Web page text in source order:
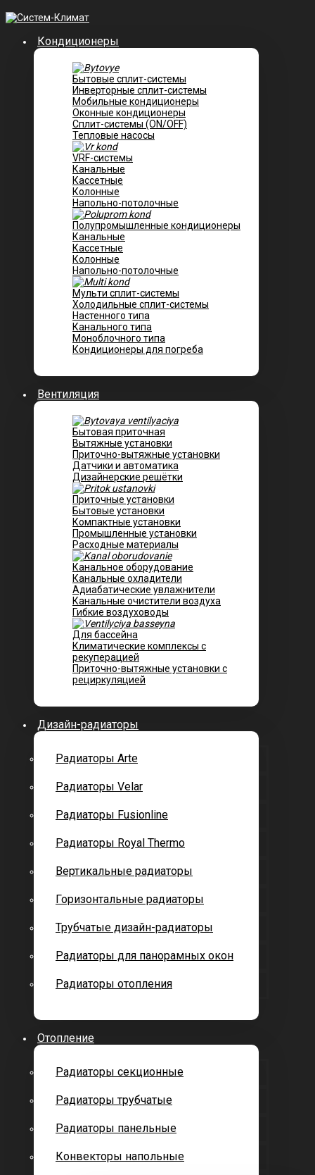
Кондиционеры
Бытовые сплит-системы
Инверторные сплит-системы
Мобильные кондиционеры
Оконные кондиционеры
Сплит-системы (ON/OFF)
Тепловые насосы
VRF-системы
Канальные
Касcетные
Колонные
Напольно-потолочные
Полупромышленные кондиционеры
Канальные
Кассетные
Колонные
Напольно-потолочные
Мульти сплит-системы
Холодильные сплит-системы
Настенного типа
Канального типа
Моноблочного типа
Кондиционеры для погреба
Вентиляция
Бытовая приточная
Вытяжные установки
Приточно-вытяжные установки
Датчики и автоматика
Дизайнерские решётки
Приточные установки
Бытовые установки
Компактные установки
Промышленные установки
Расходные материалы
Канальное оборудование
Канальные охладители
Адиабатические увлажнители
Канальные очистители воздуха
Гибкие воздуховоды
Для бассейна
Климатические комплексы с
рекуперацией
Приточно-вытяжные установки с
рециркуляцией
Дизайн-радиаторы
Радиаторы Arte
Радиаторы Velar
Радиаторы Fusionline
Радиаторы Royal Thermo
Вертикальные радиаторы
Горизонтальные радиаторы
Трубчатые дизайн-радиаторы
Радиаторы для панорамных окон
Радиаторы отопления
Отопление
Радиаторы секционные
Радиаторы трубчатые
Радиаторы панельные
Конвекторы напольные